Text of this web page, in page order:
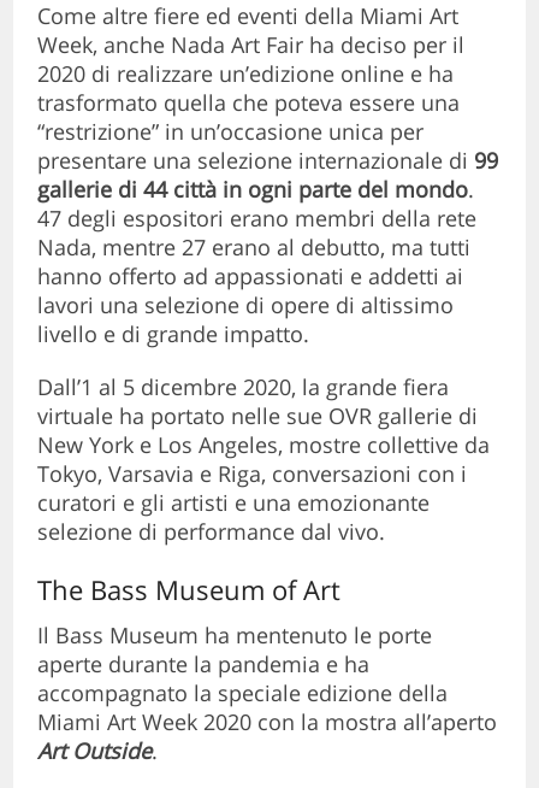
Come altre fiere ed eventi della Miami Art
Week, anche Nada Art Fair ha deciso per il
2020 di realizzare un’edizione online e ha
trasformato quella che poteva essere una
“restrizione” in un’occasione unica per
presentare una selezione internazionale di 99
gallerie di 44 città in ogni parte del mondo.
47 degli espositori erano membri della rete
Nada, mentre 27 erano al debutto, ma tutti
hanno offerto ad appassionati e addetti ai
lavori una selezione di opere di altissimo
livello e di grande impatto.
Dall’1 al 5 dicembre 2020, la grande fiera
virtuale ha portato nelle sue OVR gallerie di
New York e Los Angeles, mostre collettive da
Tokyo, Varsavia e Riga, conversazioni con i
curatori e gli artisti e una emozionante
selezione di performance dal vivo.
The Bass Museum of Art
Il Bass Museum ha mentenuto le porte
aperte durante la pandemia e ha
accompagnato la speciale edizione della
Miami Art Week 2020 con la mostra all’aperto
Art Outside.